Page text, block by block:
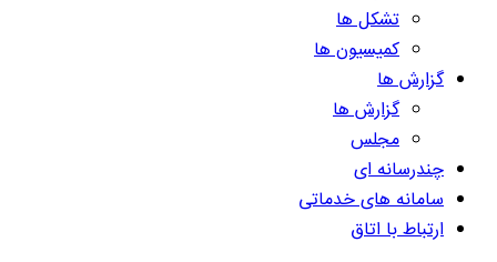
تشکل ها
کمیسیون ها
گزارش ها
گزارش ها
مجلس
چندرسانه ای
سامانه های خدماتی
ارتباط با اتاق